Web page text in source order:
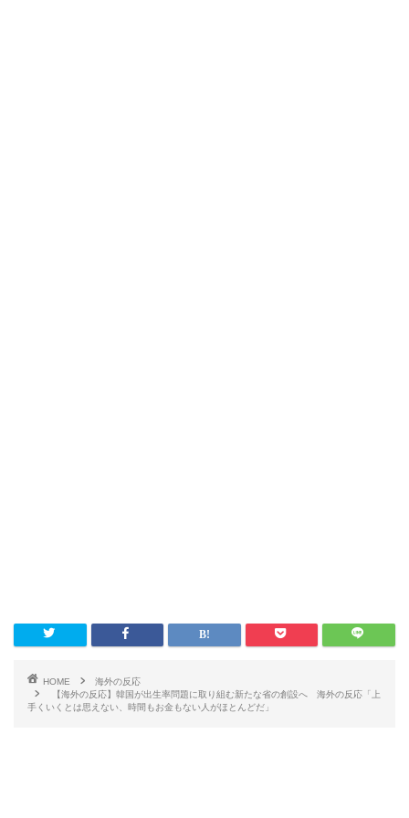
HOME
海外の反応
【海外の反応】韓国が出生率問題に取り組む新たな省の創設へ 海外の反応「上
手くいくとは思えない、時間もお金もない人がほとんどだ」